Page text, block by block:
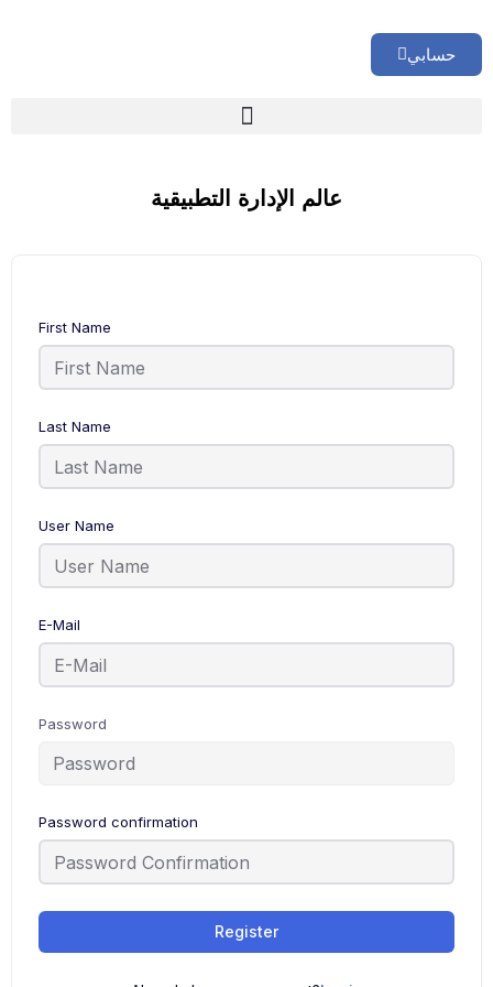
حسابي
عالم الإدارة التطبيقية
First Name
Last Name
User Name
E-Mail
Password
Password confirmation
Register